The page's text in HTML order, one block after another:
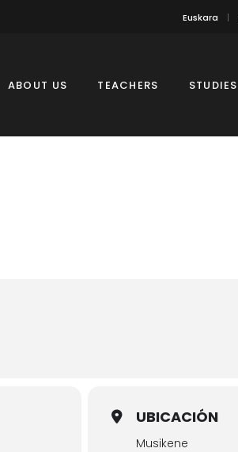
Euskara
ABOUT US TEACHERS STUDIES
UBICACIÓN
Musikene